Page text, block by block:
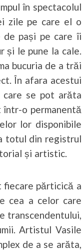
în spectacolul
zile pe care el o
pași pe care îi
și le pune la cale.
bucuria de a trăi
În afara acestui
care se pot arăta
într-o permanentă
lor disponibile
totul din registrul
și artistic.
părticică a
cea a celor care
transcendentului,
Artistul Vasile
de a se arăta,